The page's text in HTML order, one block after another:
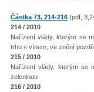
Částka 73, 214-216 (pdf,
214 / 2010
Nařízení vlády, kterým se
trhu s vínem, ve znění
215 / 2010
Nařízení vlády, kterým se
zeleninou
216 / 2010